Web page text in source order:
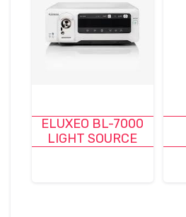
ELUXEO BL-7000
LIGHT SOURCE